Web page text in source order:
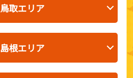
鳥取エリア
島根エリア